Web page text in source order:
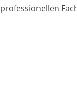
professionellen